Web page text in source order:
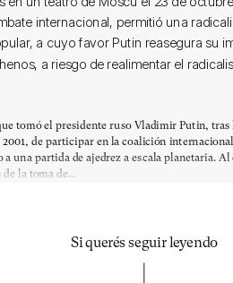
internacional, permitió una
a cuyo favor Putin reasegura su
a riesgo de realimentar el
tomó el presidente ruso Vladimir Putin, tras
2001, de participar en la coalición
a una partida de ajedrez a escala planetaria. Al
de la toma de...
Si querés seguir leyendo